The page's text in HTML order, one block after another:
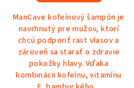
ManCave kofeínový šampón je
navrhnutý pre mužov, ktorí
chcú podporiť rast vlasov a
zároveň sa starať o zdravie
pokožky hlavy. Vďaka
kombinácii kofeínu, vitamínu